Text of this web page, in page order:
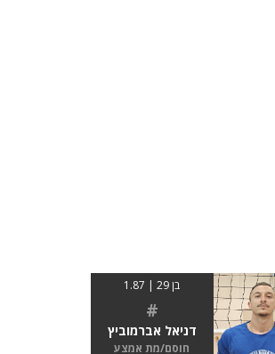
בן 29 | 1.87
#
דניאל אברמוביץ
חוסם/מת אמצע